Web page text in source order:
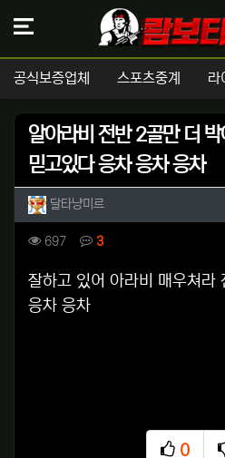
공식보증업체 스포츠중계 라
알아라비 전반 2골만 더
믿고있다 응차 응차 응차
작성자 정보
달타냥미르
컨텐츠 정보
697조회 3댓글
본문
잘하고 있어 아라비 매우쳐라
응차 응차
0